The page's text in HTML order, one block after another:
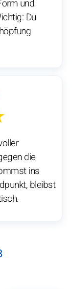
und
Du
die
ins
bleibst